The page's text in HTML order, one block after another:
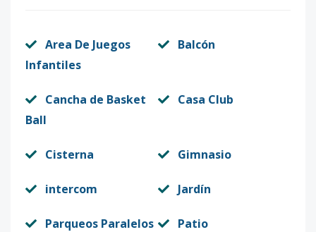
Area De Juegos
Infantiles
Balcón
Cancha de Basket
Ball
Casa Club
Cisterna Gimnasio
intercom Jardín
Parqueos Paralelos Patio